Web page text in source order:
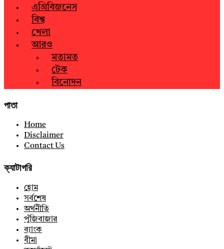
এগ্রিবিজনেস
বিশ্ব
খেলা
আরও
মতামত
টেক
বিনোদন
পাতা
Home
Disclaimer
Contact Us
ক্যাটাগরি
হোম
সর্বশেষ
অর্থনীতি
পুঁজিবাজার
ব্যাংক
বীমা